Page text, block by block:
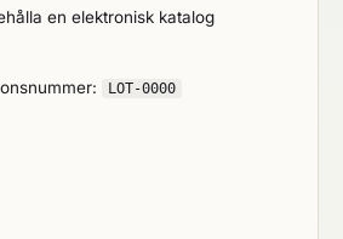
en elektronisk katalog
LOT-0000